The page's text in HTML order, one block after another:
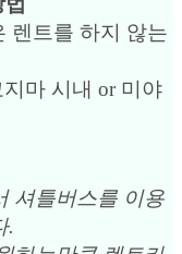
렌트를 하지 않는
마 시내 or 미야
셔틀버스를 이용
.